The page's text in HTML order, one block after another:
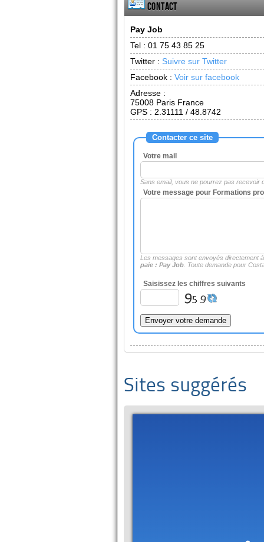
Contact
Pay Job
Tel : 01 75 43 85 25
Twitter : Suivre sur Twitter
Facebook : Voir sur facebook
Adresse :
75008 Paris France
GPS : 2.31111 / 48.8742
Contacter ce site
Votre mail
Sans email, vous ne pourrez pas recevoir
Votre message pour Formations
Les messages sont envoyés directement
paie : Pay Job . Toute demande pour
Saisissez les chiffres suivants
Sites suggérés